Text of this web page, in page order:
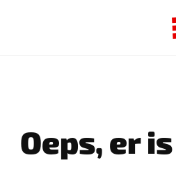
Oeps, er